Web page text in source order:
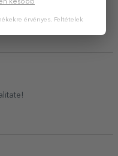
később
érvényes. Feltételek